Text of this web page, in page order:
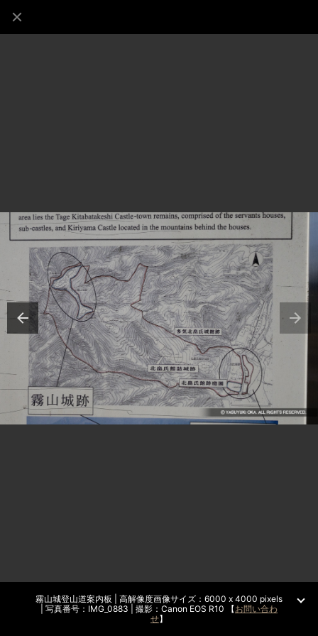
霧山城登山道案内板 | 高解像度画像サイズ：6000 x 4000 pixels
| 写真番号：IMG_0883 | 撮影：Canon EOS R10 【お問い合わ
せ】